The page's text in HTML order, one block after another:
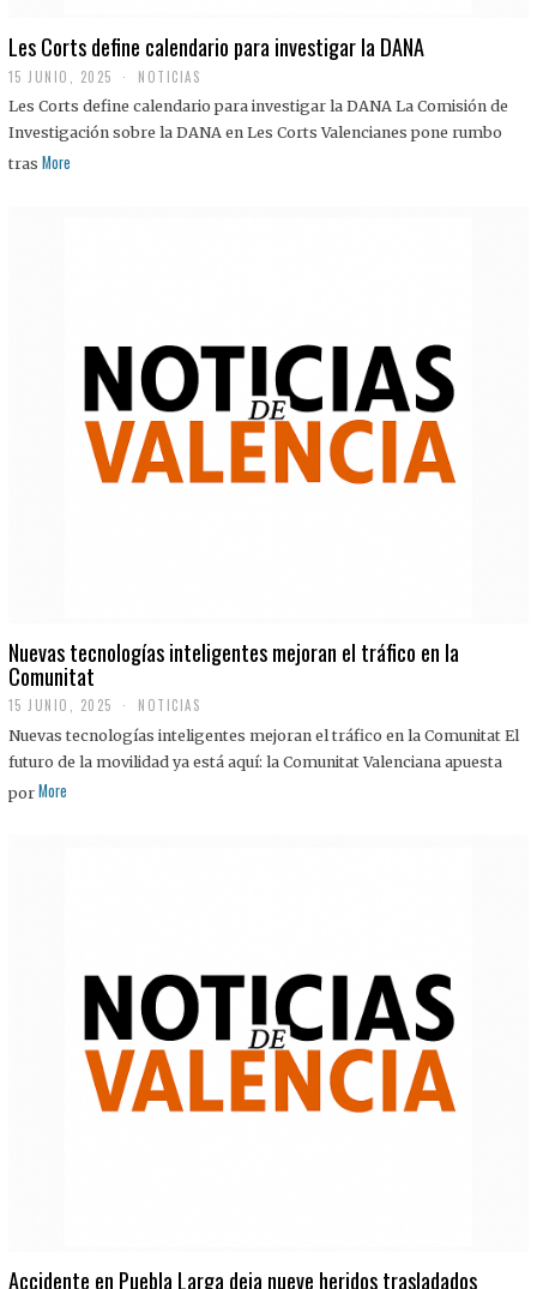
Les Corts define calendario para investigar la DANA
15 JUNIO, 2025 NOTICIAS
Les Corts define calendario para investigar la DANA La Comisión de
Investigación sobre la DANA en Les Corts Valencianes pone rumbo
tras More
Nuevas tecnologías inteligentes mejoran el tráfico en la
Comunitat
15 JUNIO, 2025 NOTICIAS
Nuevas tecnologías inteligentes mejoran el tráfico en la Comunitat El
futuro de la movilidad ya está aquí: la Comunitat Valenciana apuesta
por More
Accidente en Puebla Larga deja nueve heridos trasladados